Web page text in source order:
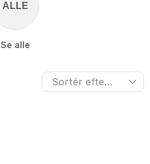
ALLE
Se alle